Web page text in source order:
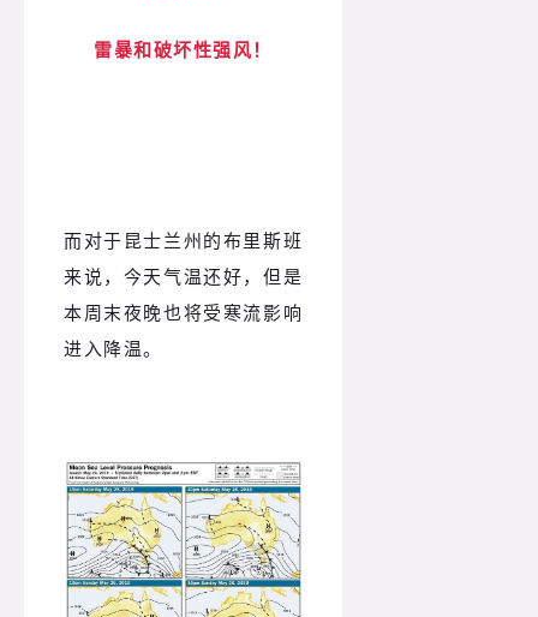
雷暴和破坏性强风！
而对于昆士兰州的布里斯班
来说，今天气温还好，但是
本周末夜晚也将受寒流影响
进入降温。